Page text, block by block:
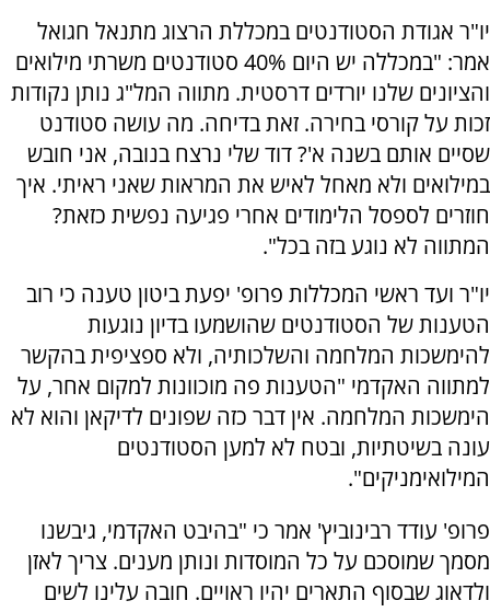
יו"ר אגודת הסטודנטים במכללת הרצוג מתנאל חגואל
אמר: "במכללה יש היום 40% סטודנטים משרתי מילואים
והציונים שלנו יורדים דרסטית. מתווה המל"ג נותן נקודות
זכות על קורסי בחירה. זאת בדיחה. מה עושה סטודנט
שסיים אותם בשנה א'? דוד שלי נרצח בנובה, אני חובש
במילואים ולא מאחל לאיש את המראות שאני ראיתי. איך
חוזרים לספסל הלימודים אחרי פגיעה נפשית כזאת?
המתווה לא נוגע בזה בכל".
יו"ר ועד ראשי המכללות פרופ' יפעת ביטון טענה כי רוב
הטענות של הסטודנטים שהושמעו בדיון נוגעות
להימשכות המלחמה והשלכותיה, ולא ספציפית בהקשר
למתווה האקדמי "הטענות פה מוכוונות למקום אחר, על
הימשכות המלחמה. אין דבר כזה שפונים לדיקאן והוא לא
עונה בשיטתיות, ובטח לא למען הסטודנטים
המילואימניקים".
פרופ' עודד רבינוביץ' אמר כי "בהיבט האקדמי, גיבשנו
מסמך שמוסכם על כל המוסדות ונותן מענים. צריך לאזן
ולדאוג שבסוף התארים יהיו ראויים. חובה עלינו לשים